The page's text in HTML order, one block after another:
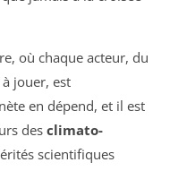
où chaque acteur, du
jouer, est
en dépend, et il est
des climato-
scientifiques